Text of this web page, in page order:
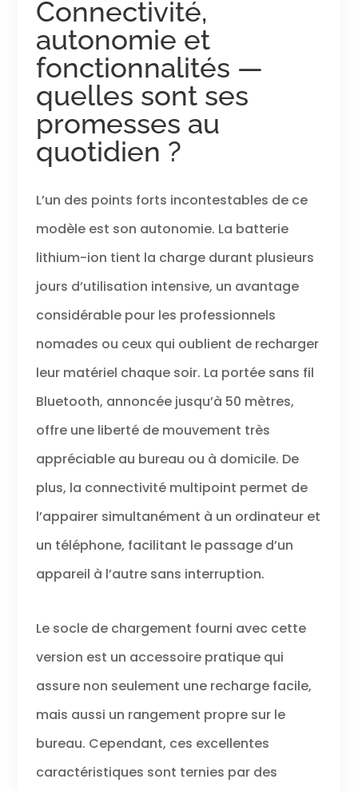
Connectivité,
autonomie et
fonctionnalités —
quelles sont ses
promesses au
quotidien ?
L’un des points forts incontestables de ce
modèle est son autonomie. La batterie
lithium-ion tient la charge durant plusieurs
jours d’utilisation intensive, un avantage
considérable pour les professionnels
nomades ou ceux qui oublient de recharger
leur matériel chaque soir. La portée sans fil
Bluetooth, annoncée jusqu’à 50 mètres,
offre une liberté de mouvement très
appréciable au bureau ou à domicile. De
plus, la connectivité multipoint permet de
l’appairer simultanément à un ordinateur et
un téléphone, facilitant le passage d’un
appareil à l’autre sans interruption.
Le socle de chargement fourni avec cette
version est un accessoire pratique qui
assure non seulement une recharge facile,
mais aussi un rangement propre sur le
bureau. Cependant, ces excellentes
caractéristiques sont ternies par des